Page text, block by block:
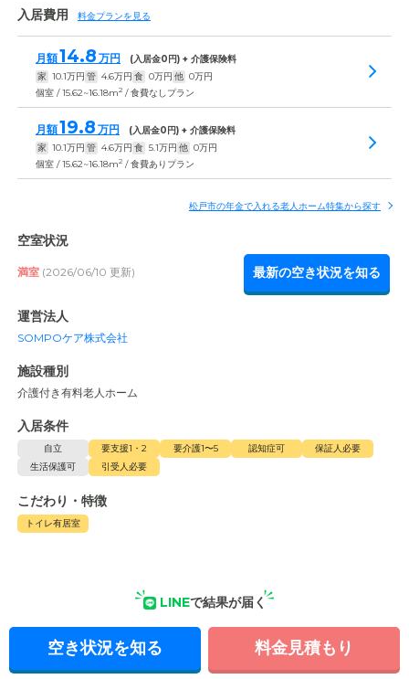
入居費用 料金プランを見る
月額14.8 万円 (入居金0円) + 介護保険料
家 10.1万円 管 4.6万円 食 0万円 他 0万円
個室 / 15.62~16.18m2 / 食費なしプラン
月額19.8 万円 (入居金0円) + 介護保険料
家 10.1万円 管 4.6万円 食 5.1万円 他 0万円
個室 / 15.62~16.18m2 / 食費ありプラン
松戸市の年金で入れる老人ホーム特集から探す
空室状況
満室 (2026/06/10 更新) 最新の空き状況を知る
運営法人
SOMPOケア株式会社
施設種別
介護付き有料老人ホーム
入居条件
自立 要支援1・2 要介護1〜5 認知症可
保証人必要
生活保護可
引受人必要
こだわり・特徴
トイレ有居室
LINEで結果が届く
空き状況を知る 料金見積もり